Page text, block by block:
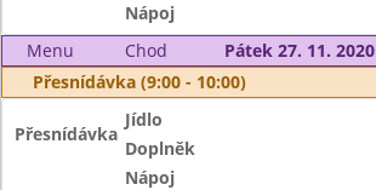
Nápoj
Menu
Chod
Pátek 27. 11. 2020
Přesnídávka (9:00 - 10:00)
Přesnídávka
Jídlo
Doplněk
Nápoj